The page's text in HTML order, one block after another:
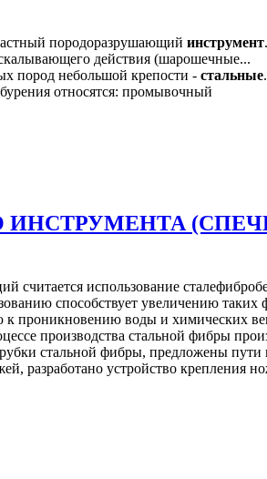
породоразрушающий инструмент
действия (шарошечные...
пород небольшой крепости - стальные
относятся: промывочный
использование
способствует увеличению таких
проникновению воды и химических
производства стальной фибры
стальной фибры, предложены
разработано устройство крепления